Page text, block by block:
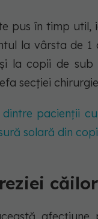
pus în timp util,
la vârsta de 1
la copii de sub
secției
dintre pacienţii
solară din